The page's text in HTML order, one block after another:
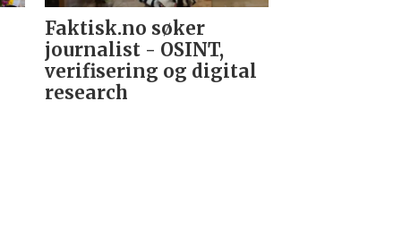
Faktisk.no søker
journalist - OSINT,
verifisering og digital
research­